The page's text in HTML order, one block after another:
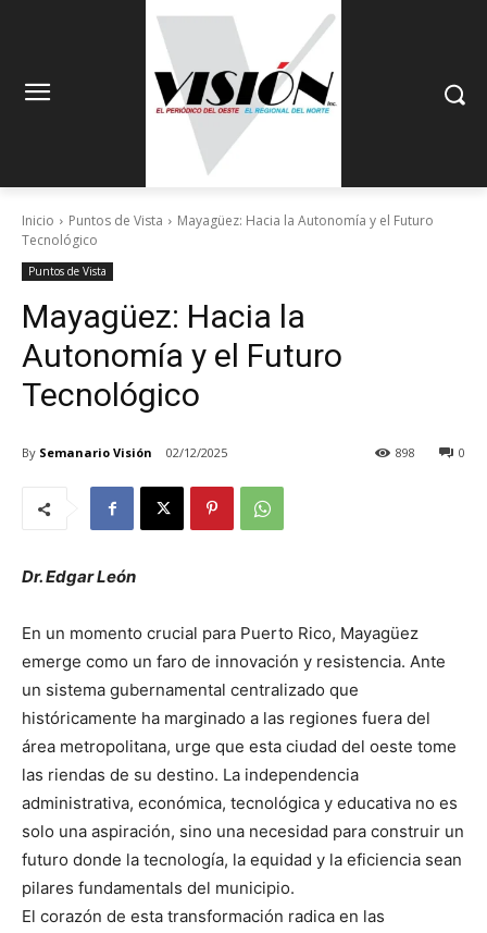
Inicio Puntos de Vista
Mayagüez: Hacia la Autonomía y el Futuro
Tecnológico
Puntos de Vista
Mayagüez: Hacia la
Autonomía y el Futuro
Tecnológico
By Semanario Visión 02/12/2025 0
898
Dr. Edgar León
En un momento crucial para Puerto Rico, Mayagüez
emerge como un faro de innovación y resistencia. Ante
un sistema gubernamental centralizado que
históricamente ha marginado a las regiones fuera del
área metropolitana, urge que esta ciudad del oeste tome
las riendas de su destino. La independencia
administrativa, económica, tecnológica y educativa no es
solo una aspiración, sino una necesidad para construir un
futuro donde la tecnología, la equidad y la eficiencia sean
pilares fundamentals del municipio.
El corazón de esta transformación radica en las